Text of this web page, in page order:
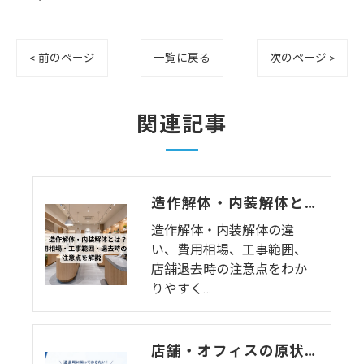
< 前のページ 一覧に戻る 次のページ >
関連記事
造作解体・内装解体とは？費用相場・工事範囲・退去時の注意点を解説
造作解体・内装解体の違
い、費用相場、工事範囲、
店舗退去時の注意点をわか
りやすく…
店舗・オフィスの原状回復費用の相場はいくら？坪単価・業種別の内訳と費用を抑えるコツを徹底解説【2026年版】